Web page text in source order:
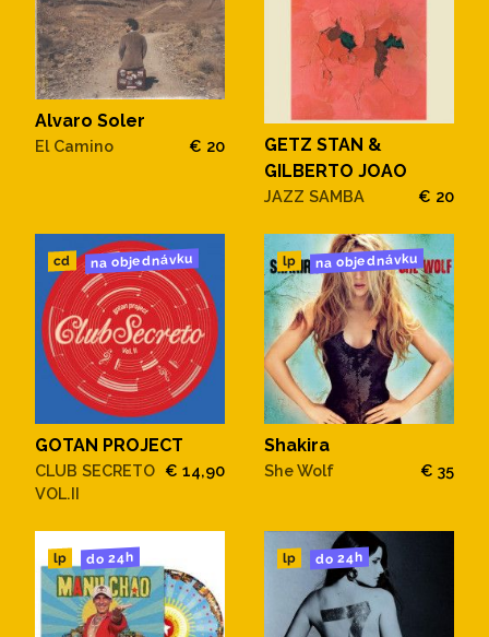
Alvaro Soler
El Camino € 20
GETZ STAN &
GILBERTO JOAO
JAZZ SAMBA € 20
cd na objednávku
GOTAN PROJECT
CLUB SECRETO
VOL.II
€ 14,90
lp na objednávku
Shakira
She Wolf € 35
lp do 24h lp do 24h